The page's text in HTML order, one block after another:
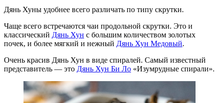
Дянь Хуны удобнее всего различать по типу скрутки.
Чаще всего встречаются чаи продольной скрутки. Это и
классический Дянь Хун с большим количеством золотых
почек, и более мягкий и нежный Дянь Хун Медовый.
Очень красив Дянь Хун в виде спиралей. Самый известный
представитель — это Дянь Хун Би Ло «Изумрудные спирали».